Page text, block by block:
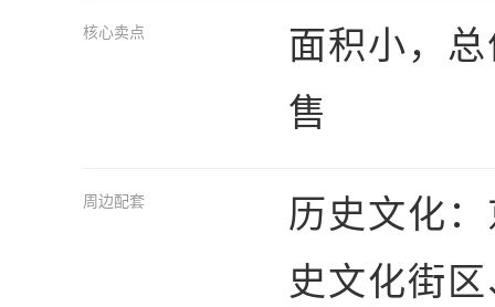
核心卖点
面积小，
售
周边配套
历史文化
史文化街